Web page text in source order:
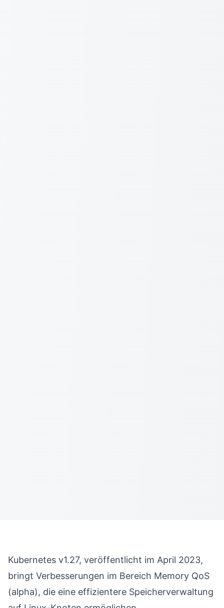
Kubernetes v1.27, veröffentlicht im April 2023,
bringt Verbesserungen im Bereich Memory QoS
(alpha), die eine effizientere Speicherverwaltung